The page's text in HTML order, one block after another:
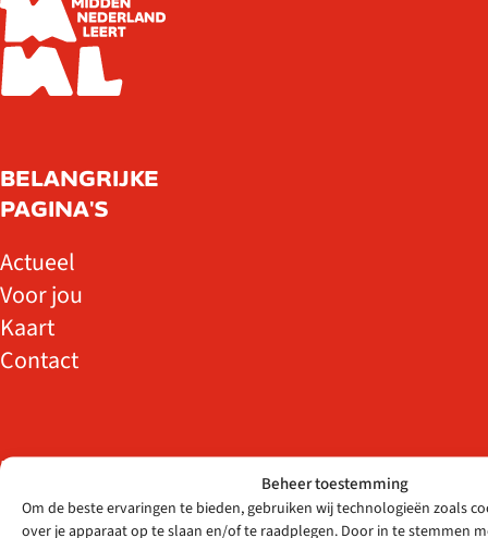
Beheer toestemming
Om de beste ervaringen te bieden, gebruiken wij technologieën zoals
over je apparaat op te slaan en/of te raadplegen. Door in te stemmen
BELANGRIJKE
PAGINA'S
Actueel
Voor jou
Kaart
Contact
DOELGROEPEN
Ik ben zij-